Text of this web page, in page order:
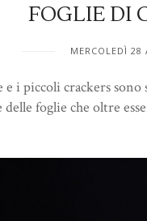
FOGLIE DI
MERCOLEDÌ 28
e i piccoli crackers
foglie che oltre